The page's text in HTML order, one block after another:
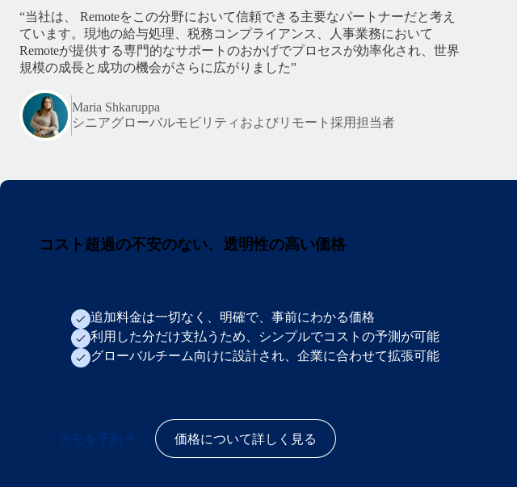
“当社は、 Remoteをこの分野において信頼できる主要なパートナーだと考え
ています。現地の給与処理、税務コンプライアンス、人事業務において
Remoteが提供する専門的なサポートのおかげでプロセスが効率化され、世界
規模の成長と成功の機会がさらに広がりました”
Maria Shkaruppa
シニアグローバルモビリティおよびリモート採用担当者
コスト超過の不安のない、透明性の高い価格
追加料金は一切なく、明確で、事前にわかる価格
利用した分だけ支払うため、シンプルでコストの予測が可能
グローバルチーム向けに設計され、企業に合わせて拡張可能
デモを予約 価格について詳しく見る